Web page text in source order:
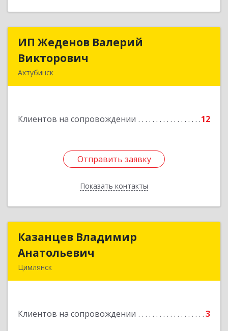
ИП Жеденов Валерий
Викторович
Ахтубинск
Клиентов на сопровождении 12
Отправить заявку
Показать контакты
ИП Жеденов Валерий
Подробнее
Отправить заявку
Назад
Казанцев Владимир
Анатольевич
Цимлянск
Клиентов на сопровождении 3
Казанцев Владимир
Подробнее